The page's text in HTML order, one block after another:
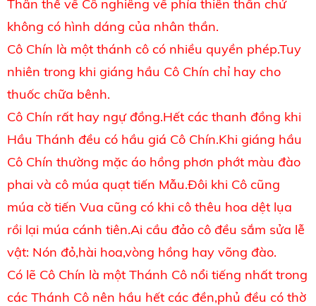
Thân thế về Cô nghiêng về phía thiên thần chứ
không có hình dáng của nhân thần.
Cô Chín là một thánh cô có nhiều quyền phép.Tuy
nhiên trong khi giáng hầu Cô Chín chỉ hay cho
thuốc chữa bênh.
Cô Chín rất hay ngự đồng.Hết các thanh đồng khi
Hầu Thánh đều có hầu giá Cô Chín.Khi giáng hầu
Cô Chín thường mặc áo hồng phơn phớt màu đào
phai và cô múa quạt tiến Mẫu.Đôi khi Cô cũng
múa cờ tiến Vua cũng có khi cô thêu hoa dệt lụa
rồi lại múa cánh tiên.Ai cầu đảo cô đều sắm sửa lễ
vật: Nón đỏ,hài hoa,vòng hồng hay võng đào.
Có lẽ Cô Chín là một Thánh Cô nổi tiếng nhất trong
các Thánh Cô nên hầu hết các đền,phủ đều có thờ